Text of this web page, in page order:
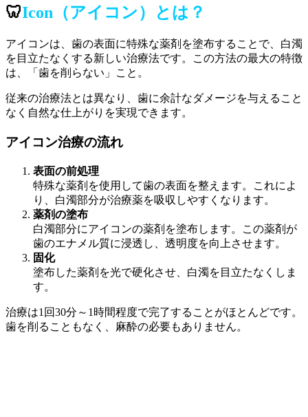
🦷Icon（アイコン）とは？
アイコンは、歯の表面に特殊な薬剤を塗布することで、白濁
を目立たなくする新しい治療法です。この方法の最大の特徴
は、「歯を削らない」こと。
従来の治療法とは異なり、歯に余計なダメージを与えること
なく自然な仕上がりを実現できます。
アイコン治療の流れ
表面の前処理
特殊な薬剤を使用して歯の表面を整えます。これによ
り、白濁部分が治療薬を吸収しやすくなります。
薬剤の塗布
白濁部分にアイコンの薬剤を塗布します。この薬剤が
歯のエナメル質に浸透し、透明度を向上させます。
固化
塗布した薬剤を光で硬化させ、白濁を目立たなくしま
す。
治療は1回30分～1時間程度で完了することがほとんどです。
歯を削ることもなく、麻酔の必要もありません。